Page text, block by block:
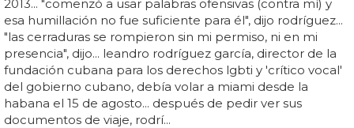
2013... "comenzó a usar palabras ofensivas (contra mí) y
esa humillación no fue suficiente para él", dijo rodríguez...
"las cerraduras se rompieron sin mi permiso, ni en mi
presencia", dijo... leandro rodríguez garcía, director de la
fundación cubana para los derechos lgbti y 'crítico vocal'
del gobierno cubano, debía volar a miami desde la
habana el 15 de agosto... después de pedir ver sus
documentos de viaje, rodrí...